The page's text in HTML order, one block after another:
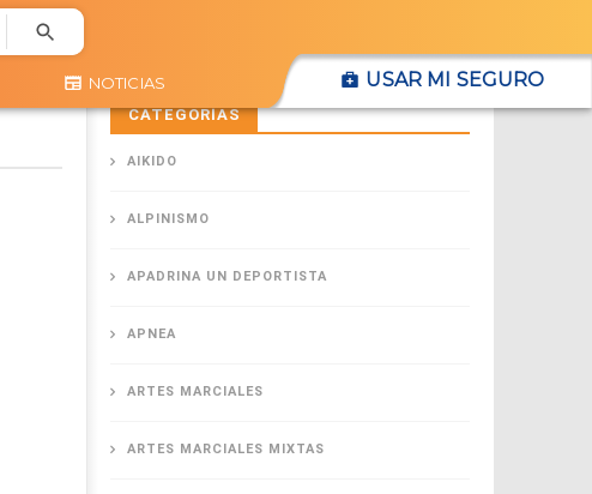
NOTICIAS USAR MI SEGURO
CATEGORÍAS
AIKIDO
ALPINISMO
APADRINA UN DEPORTISTA
APNEA
ARTES MARCIALES
ARTES MARCIALES MIXTAS